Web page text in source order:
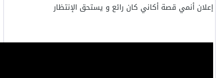
إعلان أنمي قصة أكاني كان رائع و يستحق الإنتظار